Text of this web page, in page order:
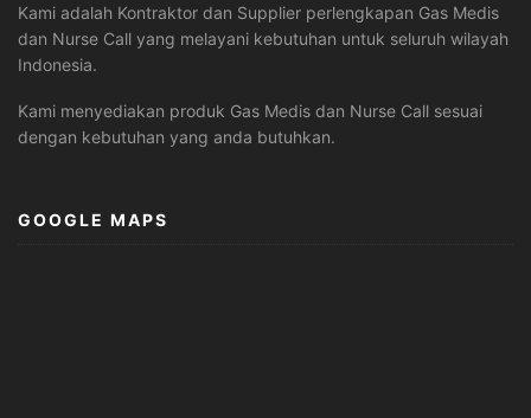
Kami adalah Kontraktor dan Supplier perlengkapan Gas Medis
dan Nurse Call yang melayani kebutuhan untuk seluruh wilayah
Indonesia.
Kami menyediakan produk Gas Medis dan Nurse Call sesuai
dengan kebutuhan yang anda butuhkan.
GOOGLE MAPS